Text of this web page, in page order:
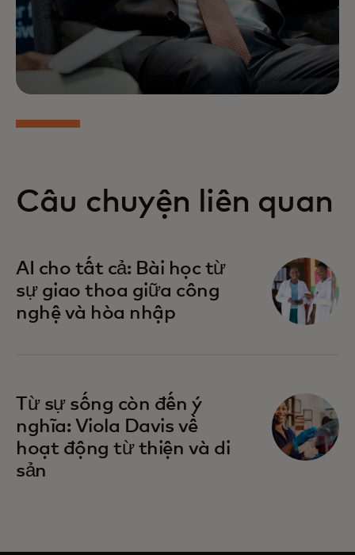
Câu chuyện liên quan
AI cho tất cả: Bài học từ
sự giao thoa giữa công
nghệ và hòa nhập
opens in a new tab
Từ sự sống còn đến ý
nghĩa: Viola Davis về
hoạt động từ thiện và di
sản
opens in a new tab